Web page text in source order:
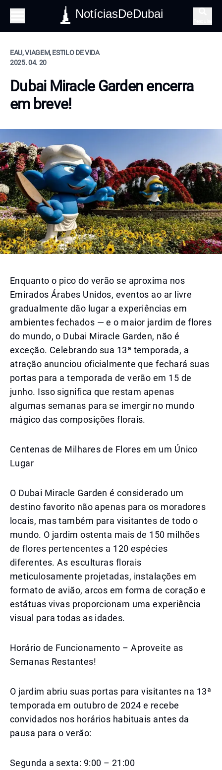
NotíciasDeDubai
EAU, VIAGEM, ESTILO DE VIDA
2025. 04. 20
Dubai Miracle Garden encerra
em breve!
Enquanto o pico do verão se aproxima nos
Emirados Árabes Unidos, eventos ao ar livre
gradualmente dão lugar a experiências em
ambientes fechados — e o maior jardim de flores
do mundo, o Dubai Miracle Garden, não é
exceção. Celebrando sua 13ª temporada, a
atração anunciou oficialmente que fechará suas
portas para a temporada de verão em 15 de
junho. Isso significa que restam apenas
algumas semanas para se imergir no mundo
mágico das composições florais.
Centenas de Milhares de Flores em um Único
Lugar
O Dubai Miracle Garden é considerado um
destino favorito não apenas para os moradores
locais, mas também para visitantes de todo o
mundo. O jardim ostenta mais de 150 milhões
de flores pertencentes a 120 espécies
diferentes. As esculturas florais
meticulosamente projetadas, instalações em
formato de avião, arcos em forma de coração e
estátuas vivas proporcionam uma experiência
visual para todas as idades.
Horário de Funcionamento – Aproveite as
Semanas Restantes!
O jardim abriu suas portas para visitantes na 13ª
temporada em outubro de 2024 e recebe
convidados nos horários habituais antes da
pausa para o verão:
Segunda a sexta: 9:00 – 21:00